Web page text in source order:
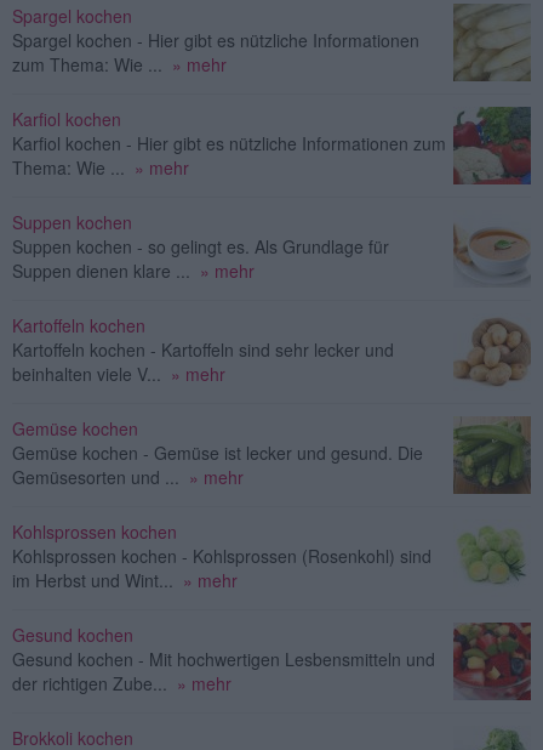
Spargel kochen
Spargel kochen - Hier gibt es nützliche Informationen
zum Thema: Wie ...
» mehr
Karfiol kochen
Karfiol kochen - Hier gibt es nützliche Informationen zum
Thema: Wie ...
» mehr
Suppen kochen
Suppen kochen - so gelingt es. Als Grundlage für
Suppen dienen klare ...
» mehr
Kartoffeln kochen
Kartoffeln kochen - Kartoffeln sind sehr lecker und
beinhalten viele V...
» mehr
Gemüse kochen
Gemüse kochen - Gemüse ist lecker und gesund. Die
Gemüsesorten und ...
» mehr
Kohlsprossen kochen
Kohlsprossen kochen - Kohlsprossen (Rosenkohl) sind
im Herbst und Wint...
» mehr
Gesund kochen
Gesund kochen - Mit hochwertigen Lesbensmitteln und
der richtigen Zube...
» mehr
Brokkoli kochen